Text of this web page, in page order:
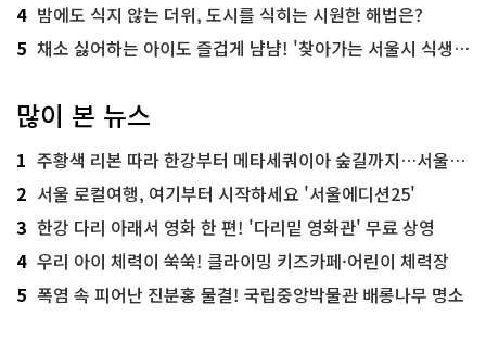
4 밤에도 식지 않는 더위, 도시를 식히는 시원한 해법은?
5 채소 싫어하는 아이도 즐겁게 냠냠! '찾아가는 서울시 식생활 교육' 현장
많이 본 뉴스
1 주황색 리본 따라 한강부터 메타세쿼이아 숲길까지…서울둘레길 15코스
2 서울 로컬여행, 여기부터 시작하세요 '서울에디션25'
3 한강 다리 아래서 영화 한 편! '다리밑 영화관' 무료 상영
4 우리 아이 체력이 쑥쑥! 클라이밍 키즈카페·어린이 체력장
5 폭염 속 피어난 진분홍 물결! 국립중앙박물관 배롱나무 명소